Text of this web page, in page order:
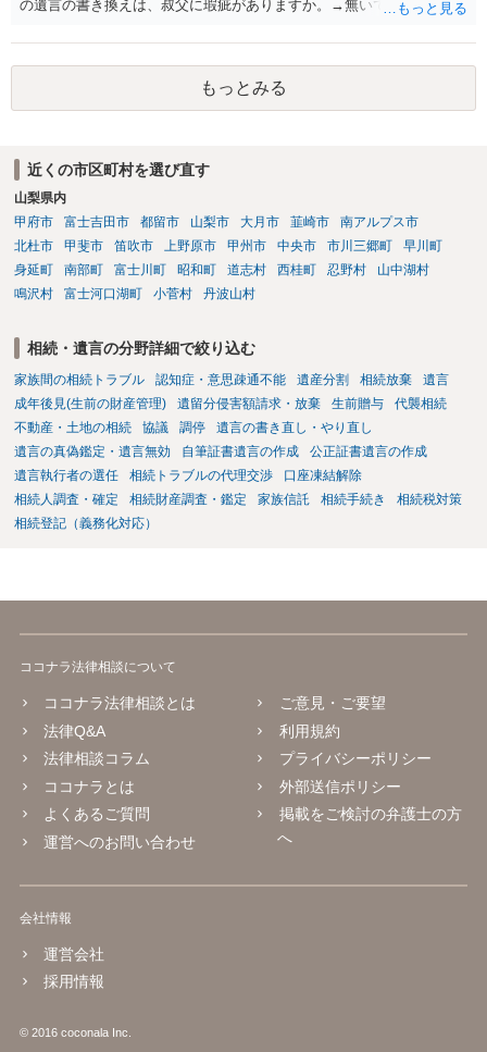
の遺言の書き換えは、叔父に瑕疵がありますか。→無いです。 ・分割
ますか。 →本人が自由に決められますので、どこが妥当とは言えない
です。客観的な基準もありません。 ・できれば穏やかに、分割を拒否
することはできますか。 →分割を拒否するということは、遺産はいら
ないということでしょうか。遺言で、受取を指定されててもいらない
もっとみる
近くの市区町村を選び直す
山梨県内
甲府市
富士吉田市 都留市 山梨市 大月市 韮崎市
南アルプス市
北杜市
甲斐市 笛吹市 上野原市 甲州市 中央市 市川三郷町
早川町
身延町
南部町 富士川町 昭和町 道志村 西桂町 忍野村
山中湖村
鳴沢村
富士河口湖町 小菅村 丹波山村
相続・遺言の分野詳細で絞り込む
家族間の相続トラブル 認知症・意思疎通不能 遺産分割 相続放棄
遺言
成年後見(生前の財産管理)
遺留分侵害額請求・放棄 生前贈与
代襲相続
不動産・土地の相続
協議 調停
遺言の書き直し・やり直し
遺言の真偽鑑定・遺言無効
自筆証書遺言の作成
公正証書遺言の作成
遺言執行者の選任
相続トラブルの代理交渉
口座凍結解除
相続人調査・確定
相続財産調査・鑑定 家族信託 相続手続き
相続税対策
相続登記（義務化対応）
ココナラ法律相談について
ココナラ法律相談とは
法律Q&A
法律相談コラム
ココナラとは
よくあるご質問
運営へのお問い合わせ
ご意見・ご要望
利用規約
プライバシーポリシー
外部送信ポリシー
掲載をご検討の弁護士の方
へ
会社情報
運営会社
採用情報
© 2016 coconala Inc.